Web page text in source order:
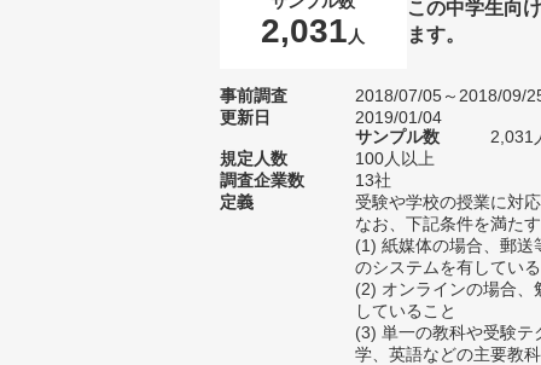
2,031 人
この中学生向
ます。
事前調査
2018/07/05～2018/09/
更新日
2019/01/04
サンプル数
2,031
規定人数
100人以上
調査企業数
13社
定義
受験や学校の授業に対
なお、下記条件を満た
(1) 紙媒体の場合、郵送
のシステムを有してい
(2) オンラインの場合、
していること
(3) 単一の教科や受験テ
学、英語などの主要教